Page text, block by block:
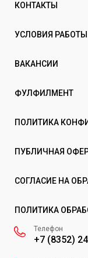
КОНТАКТЫ
УСЛОВИЯ РАБОТЫ
ВАКАНСИИ
ФУЛФИЛМЕНТ
ПОЛИТИКА
ПУБЛИЧНАЯ
СОГЛАСИЕ НА
ПОЛИТИКА
Телефон
+7 (8352)